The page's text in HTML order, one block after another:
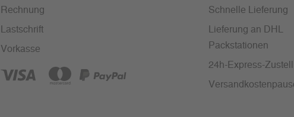
Rechnung
Lastschrift
Vorkasse
Schnelle Lieferung
Lieferung an DHL
Packstationen
24h-Express-